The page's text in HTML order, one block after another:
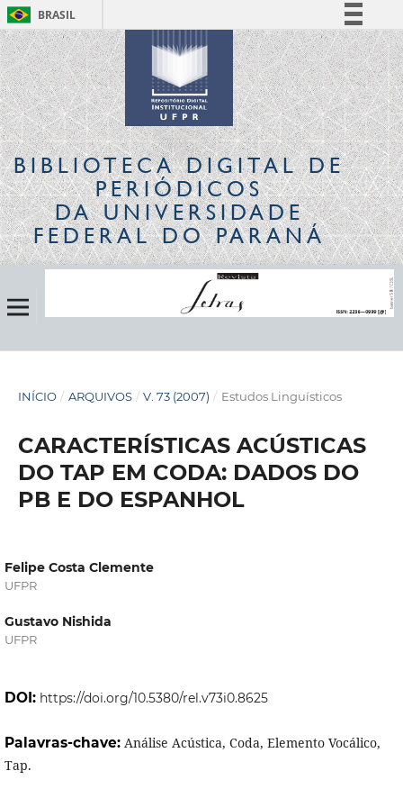
BRASIL
Simplifique!
Comunica BR
Participe
Acesso à informação
Legislação
Canais
BIBLIOTECA DIGITALDE
PERIÓDICOS
DA UNIVERSIDADE
FEDERAL DO PARANÁ
INÍCIO / ARQUIVOS / V. 73 (2007) / Estudos Linguísticos
CARACTERÍSTICAS ACÚSTICAS
DO TAP EM CODA: DADOS DO
PB E DO ESPANHOL
Felipe Costa Clemente
UFPR
Gustavo Nishida
UFPR
DOI: https://doi.org/10.5380/rel.v73i0.8625
Palavras-chave: Análise Acústica, Coda, Elemento Vocálico,
Tap.